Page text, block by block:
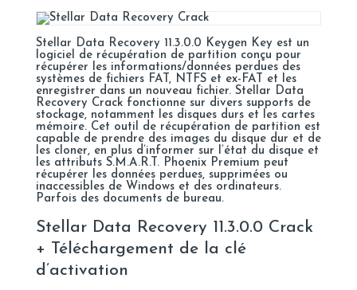
Stellar Data Recovery 11.3.0.0 Keygen Key est un
logiciel de récupération de partition conçu pour
récupérer les informations/données perdues des
systèmes de fichiers FAT, NTFS et ex-FAT et les
enregistrer dans un nouveau fichier. Stellar Data
Recovery Crack fonctionne sur divers supports de
stockage, notamment les disques durs et les cartes
mémoire. Cet outil de récupération de partition est
capable de prendre des images du disque dur et de
les cloner, en plus d’informer sur l’état du disque et
les attributs S.M.A.R.T. Phoenix Premium peut
récupérer les données perdues, supprimées ou
inaccessibles de Windows et des ordinateurs.
Parfois des documents de bureau.
Stellar Data Recovery 11.3.0.0 Crack
+ Téléchargement de la clé
d’activation